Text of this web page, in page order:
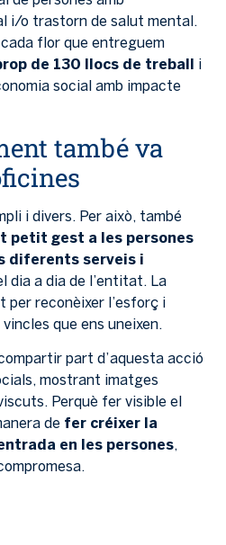
i/o trastorn de salut mental.
flor que entreguem
de 130 llocs de treball
i
social amb impacte
també va
i divers. Per això, també
petit gest a les persones
diferents serveis i
dia a dia de l’entitat. La
per reconèixer l’esforç i
que ens uneixen.
part d’aquesta acció
mostrant imatges
Perquè fer visible el
de fer créixer la
en les persones,